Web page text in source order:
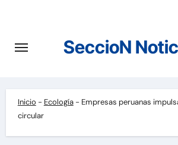
contenido
SeccioN
Inicio - Ecología- Empresas peruanas
circular